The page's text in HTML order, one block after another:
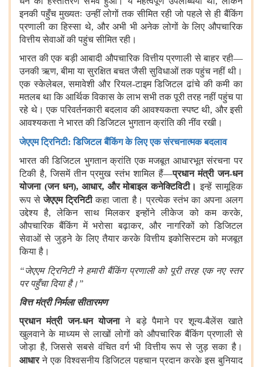
इनकी पहुँच मुख्यतः उन्हीं लोगों तक सीमित रही जो पहले से ही बैंकिंग
प्रणाली का हिस्सा थे, और अभी भी अनेक लोगों के लिए औपचारिक
वित्तीय सेवाओं की पहुंच सीमित रही।
भारत की एक बड़ी आबादी औपचारिक वित्तीय प्रणाली से बाहर रही—
उनकी ऋण, बीमा या सुरक्षित बचत जैसी सुविधाओं तक पहुंच नहीं थी।
एक स्केलेबल, समावेशी और रियल-टाइम डिजिटल ढांचे की कमी का
मतलब था कि आर्थिक विकास के लाभ सभी तक पूरी तरह नहीं पहुंच पा
रहे थे। एक परिवर्तनकारी बदलाव की आवश्यकता स्पष्ट थी, और इसी
आवश्यकता ने भारत की डिजिटल भुगतान क्रांति की नींव रखी।
जेएएम ट्रिनिटी: डिजिटल बैंकिंग के लिए एक संरचनात्मक बदलाव
भारत की डिजिटल भुगतान क्रांति एक मजबूत आधारभूत संरचना पर
टिकी है, जिसमें तीन प्रमुख स्तंभ शामिल हैं—प्रधान मंत्री जन-धन
योजना (जन धन), आधार, और मोबाइल कनेक्टिविटी। इन्हें सामूहिक
रूप सेजेएएम ट्रिनिटीकहा जाता है। प्रत्येक स्तंभ का अपना अलग
उद्देश्य है, लेकिन साथ मिलकर इन्होंने लीकेज को कम करके,
औपचारिक बैंकिंग में भरोसा बढ़ाकर, और नागरिकों को डिजिटल
सेवाओं से जुड़ने के लिए तैयार करके वित्तीय इकोसिस्‍टम को मजबूत
किया है।
“जेएएम ट्रिनिटी ने हमारी बैंकिंग प्रणाली को पूरी तरह एक नए स्तर
पर पहुँचा दिया है।”
वित्त मंत्री निर्मला सीतारमण
प्रधान मंत्री जन-धन योजनाने बड़े पैमाने पर शून्य-बैलेंस खाते
खुलवाने के माध्यम से लाखों लोगों को औपचारिक बैंकिंग प्रणाली से
जोड़ा है, जिससे सबसे वंचित वर्ग भी वित्तीय रूप से जुड़ सका है।
आधार ने एक विश्वसनीय डिजिटल पहचान प्रदान करके इस बुनियाद